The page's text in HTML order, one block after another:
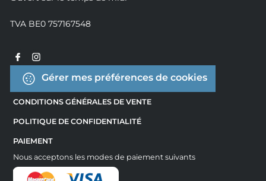
TVA BE0 757167548
Gérer mes préférences de cookies
CONDITIONS GÉNÉRALES DE VENTE
POLITIQUE DE CONFIDENTIALITÉ
PAIEMENT
Nous acceptons les modes de paiement suivants